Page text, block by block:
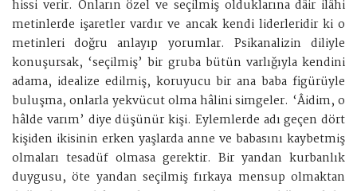
hissi verir. Onların özel ve seçilmiş olduklarına dâir ilâhi
metinlerde işaretler vardır ve ancak kendi liderleridir ki o
metinleri doğru anlayıp yorumlar. Psikanalizin diliyle
konuşursak, ‘seçilmiş’ bir gruba bütün varlığıyla kendini
adama, idealize edilmiş, koruyucu bir ana baba figürüyle
buluşma, onlarla yekvücut olma hâlini simgeler. ‘Âidim, o
hâlde varım’ diye düşünür kişi. Eylemlerde adı geçen dört
kişiden ikisinin erken yaşlarda anne ve babasını kaybetmiş
olmaları tesadüf olmasa gerektir. Bir yandan kurbanlık
duygusu, öte yandan seçilmiş fırkaya mensup olmaktan